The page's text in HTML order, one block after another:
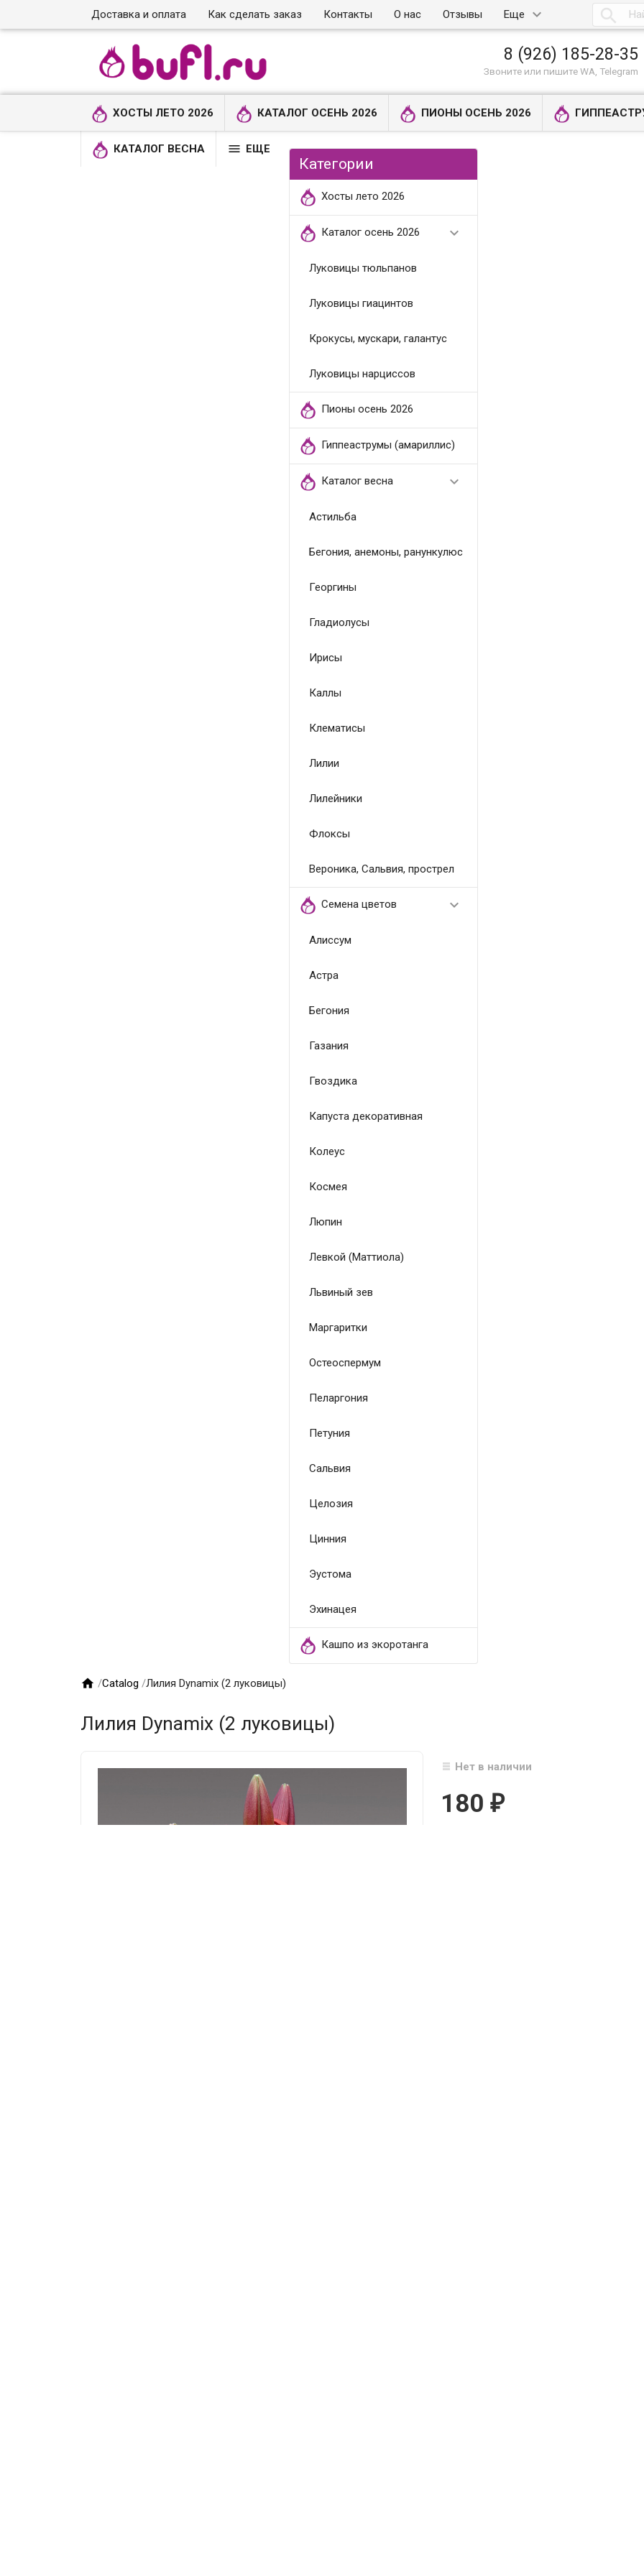
Доставка и оплата Как сделать заказ Контакты О нас Отзывы Еще 
8 (926) 185-28-35
Звоните или пишите WA, Telegram
ХОСТЫ ЛЕТО 2026 КАТАЛОГ ОСЕНЬ 2026 ПИОНЫ ОСЕНЬ 2026
КАТАЛОГ ВЕСНА  ЕЩЕ
Категории
Хосты лето 2026
Каталог осень 2026 
Луковицы тюльпанов
Луковицы гиацинтов
Крокусы, мускари, галантус
Луковицы нарциссов
Пионы осень 2026
Гиппеаструмы (амариллис)
Каталог весна 
Астильба
Бегония, анемоны, ранункулюс
Георгины
Гладиолусы
Ирисы
Каллы
Клематисы
Лилии
Лилейники
Флоксы
Вероника, Сальвия, прострел
Семена цветов 
Алиссум
Астра
Бегония
Газания
Гвоздика
Капуста декоративная
Колеус
Космея
Люпин
Левкой (Маттиола)
Львиный зев
Маргаритки
Остеоспермум
Пеларгония
Петуния
Сальвия
Целозия
Цинния
Эустома
Эхинацея
Кашпо из экоротанга
 /Catalog /Лилия Dynamix (2 луковицы)
Лилия Dynamix (2 луковицы)
Нет в наличии
180 ₽